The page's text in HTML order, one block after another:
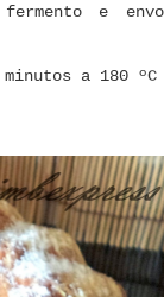
e
a 180